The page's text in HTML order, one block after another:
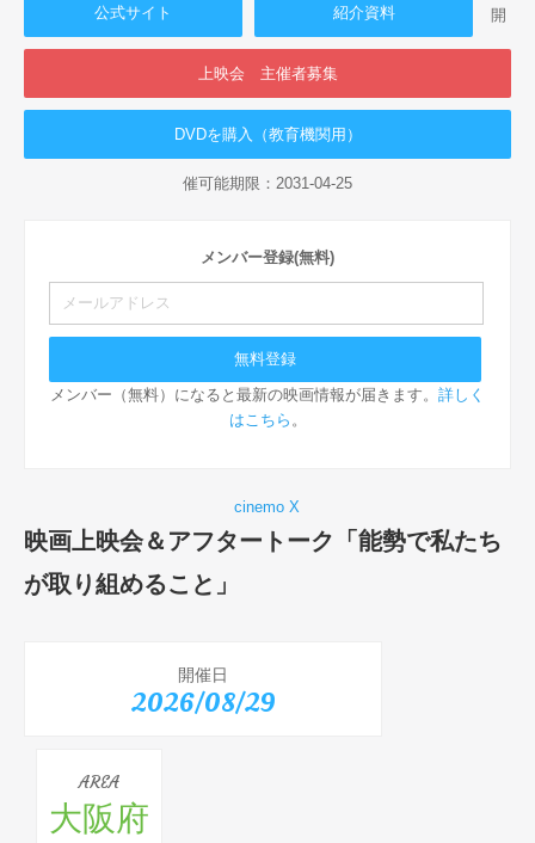
公式サイト 紹介資料
上映会 主催者募集
DVDを購入（教育機関用）
開
催可能期限：2031-04-25
メンバー登録(無料)
メンバー（無料）になると最新の映画情報が届きます。 詳しく
はこちら 。
cinemo X
映画上映会＆アフタートーク「能勢で私たち
が取り組めること」
開催日
2026/08/29
AREA
大阪府